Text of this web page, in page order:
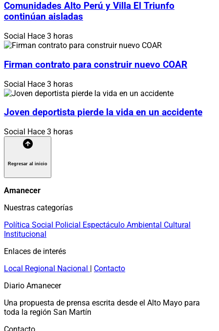
Comunidades Alto Perú y Villa El Triunfo
continúan aisladas
Social Hace 3 horas
Firman contrato para construir nuevo COAR
Social Hace 3 horas
Joven deportista pierde la vida en un accidente
Social Hace 3 horas
Regresar al inicio
Amanecer
Nuestras categorías
Política Social Policial Espectáculo Ambiental Cultural
Institucional
Enlaces de interés
Local Regional Nacional | Contacto
Diario Amanecer
Una propuesta de prensa escrita desde el Alto Mayo para
toda la región San Martín
Contacto